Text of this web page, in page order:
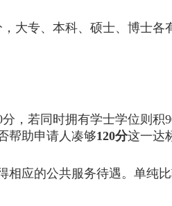
专、本科、硕士、博士各
若同时拥有学士学位则积
帮助申请人凑够120分这一达
应的公共服务待遇。单纯